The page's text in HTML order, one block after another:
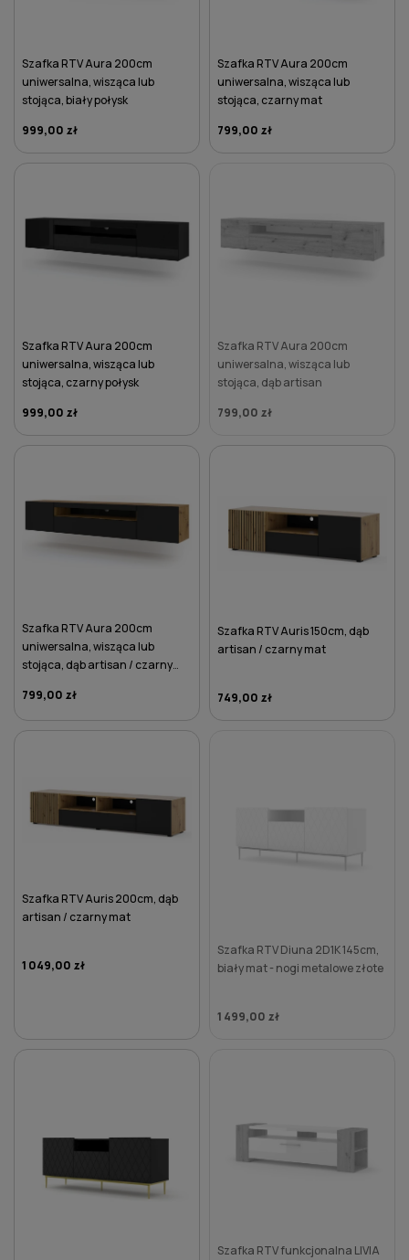
Szafka RTV Aura 200cm
uniwersalna, wisząca lub
stojąca, biały połysk
999,00 zł
Szafka RTV Aura 200cm
uniwersalna, wisząca lub
stojąca, czarny mat
799,00 zł
Szafka RTV Aura 200cm
uniwersalna, wisząca lub
stojąca, czarny połysk
999,00 zł
Szafka RTV Aura 200cm
uniwersalna, wisząca lub
stojąca, dąb artisan
799,00 zł
Szafka RTV Aura 200cm
uniwersalna, wisząca lub
stojąca, dąb artisan / czarny
799,00 zł
Szafka RTV Auris 150cm, dąb
artisan / czarny mat
749,00 zł
Szafka RTV Auris 200cm, dąb
artisan / czarny mat
1 049,00 zł
Szafka RTV Diuna 2D1K 145cm,
biały mat - nogi metalowe złote
1 499,00 zł
Szafka RTV funkcjonalna LIVIA